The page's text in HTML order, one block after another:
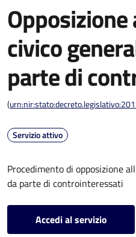
civico
parte di
(
Servizio attivo
Procedimento di opposizione
da parte di controinteressati
Accedi al servizio